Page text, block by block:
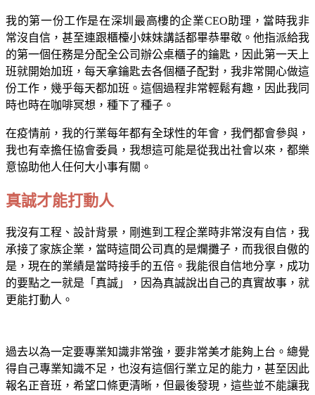
我的第一份工作是在深圳最高樓的企業CEO助理，當時我非
常沒自信，甚至連跟櫃檯小妹妹講話都畢恭畢敬。他指派給我
的第一個任務是分配全公司辦公桌櫃子的鑰匙，因此第一天上
班就開始加班，每天拿鑰匙去各個櫃子配對，我非常開心做這
份工作，幾乎每天都加班。這個過程非常輕鬆有趣，因此我同
時也時在咖啡冥想，種下了種子。
在疫情前，我的行業每年都有全球性的年會，我們都會參與，
我也有幸擔任協會委員，我想這可能是從我出社會以來，都樂
意協助他人任何大小事有關。
真誠才能打動人
我沒有工程、設計背景，剛進到工程企業時非常沒有自信，我
承接了家族企業，當時這間公司真的是爛攤子，而我很自傲的
是，現在的業績是當時接手的五倍。我能很自信地分享，成功
的要點之一就是「真誠」，因為真誠說出自己的真實故事，就
更能打動人。
過去以為一定要專業知識非常強，要非常美才能夠上台。總覺
得自己專業知識不足，也沒有這個行業立足的能力，甚至因此
報名正音班，希望口條更清晰，但最後發現，這些並不能讓我